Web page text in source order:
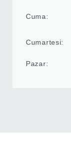
Cuma:
Cumartesi:
Pazar: